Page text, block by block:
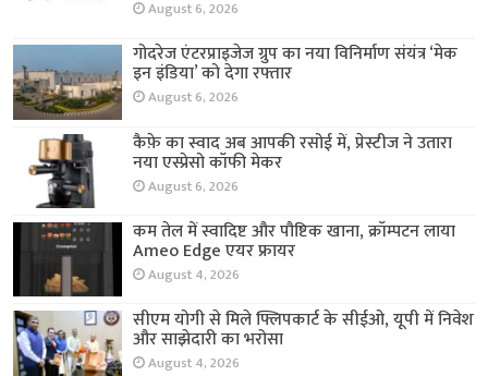
August 6, 2026
गोदरेज एंटरप्राइजेज ग्रुप का नया विनिर्माण संयंत्र ‘मेक
इन इंडिया’ को देगा रफ्तार
August 6, 2026
कैफ़े का स्वाद अब आपकी रसोई में, प्रेस्टीज ने उतारा
नया एस्प्रेसो कॉफी मेकर
August 6, 2026
कम तेल में स्वादिष्ट और पौष्टिक खाना, क्रॉम्पटन लाया
Ameo Edge एयर फ्रायर
August 4, 2026
सीएम योगी से मिले फ्लिपकार्ट के सीईओ, यूपी में निवेश
और साझेदारी का भरोसा
August 4, 2026